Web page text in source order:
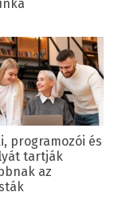
programozói és
tartják
az